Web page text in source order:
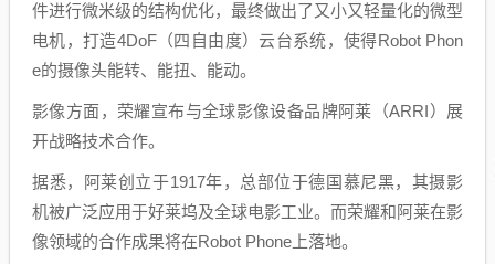
件进行微米级的结构优化，最终做出了又小又轻量化的微型
电机，打造4DoF（四自由度）云台系统，使得Robot Phon
e的摄像头能转、能扭、能动。
影像方面，荣耀宣布与全球影像设备品牌阿莱（ARRI）展
开战略技术合作。
据悉，阿莱创立于1917年，总部位于德国慕尼黑，其摄影
机被广泛应用于好莱坞及全球电影工业。而荣耀和阿莱在影
像领域的合作成果将在Robot Phone上落地。